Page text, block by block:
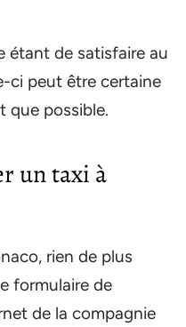
étant de satisfaire au
ci peut être certaine
que possible.
un taxi à
rien de plus
formulaire de
de la compagnie